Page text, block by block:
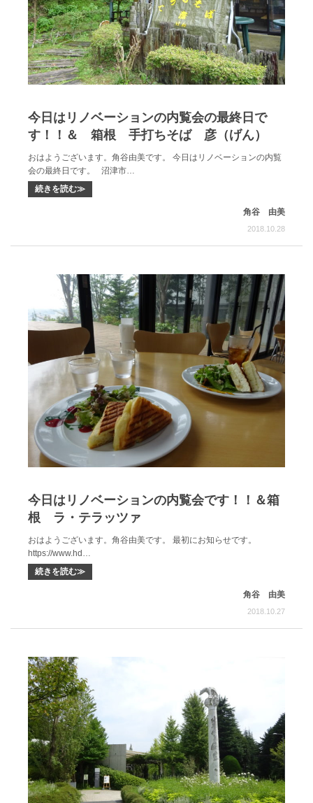
今日はリノベーションの内覧会の最終日で
す！！＆ 箱根 手打ちそば 彦（げん）
おはようございます。角谷由美です。 今日はリノベーションの内覧
会の最終日です。 沼津市…
続きを読む≫
角谷 由美
2018.10.28
今日はリノベーションの内覧会です！！＆箱
根 ラ・テラッツァ
おはようございます。角谷由美です。 最初にお知らせです。
https://www.hd…
続きを読む≫
角谷 由美
2018.10.27